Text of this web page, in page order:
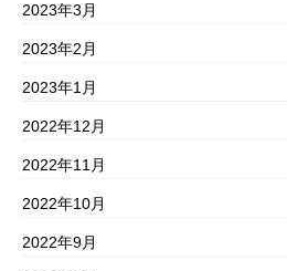
2023年3月
2023年2月
2023年1月
2022年12月
2022年11月
2022年10月
2022年9月